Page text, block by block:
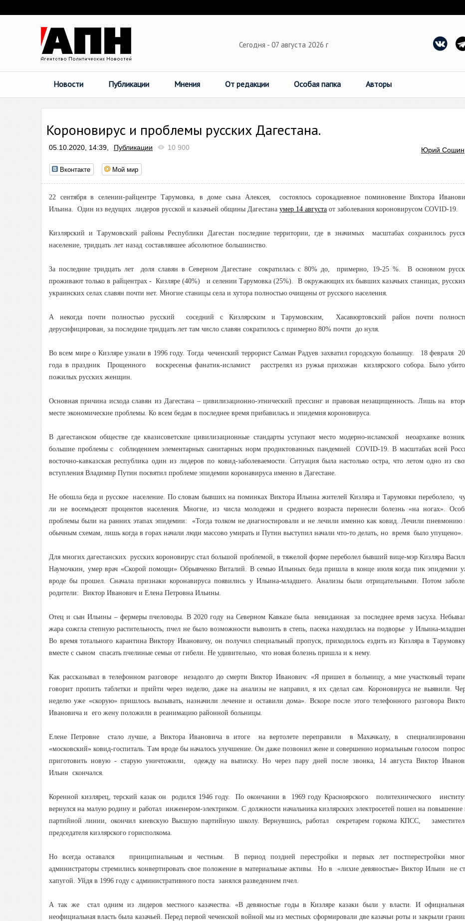
Сегодня - 07 августа 2026 г
Новости Публикации Мнения От редакции Особая папка Авторы
Короновирус и проблемы русских Дагестана.
05.10.2020, 14:39, Публикации 10 900 Юрий Сошин
Вконтакте Мой мир
22 сентября в селении-райцентре Тарумовка, в доме сына Алексея, состоялось сорокадневное поминовение Виктора
Ильина. Один из ведущих лидеров русской и казачьей общины Дагестана умер 14 августа от заболевания короновирусом COVID-19.
Кизлярский и Тарумовский районы Республики Дагестан последние территории, где в значимых масштабах сохранилось
население, тридцать лет назад составлявшее абсолютное большинство.
За последние тридцать лет доля славян в Северном Дагестане сократилась с 80% до, примерно, 19-25 %. В основном
проживают только в райцентрах - Кизляре (40%) и селении Тарумовка (25%). В окружающих их бывших казачьих станицах,
украинских селах славян почти нет. Многие станицы села и хутора полностью очищены от русского населения.
А некогда почти полностью русский соседний с Кизлярским и Тарумовским, Хасавюртовский район почти
дерусифицирован, за последние тридцать лет там число славян сократилось с примерно 80% почти до нуля.
Во всем мире о Кизляре узнали в 1996 году. Тогда чеченский террорист Салман Радуев захватил городскую больницу. 18 февраля
года в праздник Прощенного воскресенья фанатик-исламист расстрелял из ружья прихожан кизлярского собора. Было
пожилых русских женщин.
Основная причина исхода славян из Дагестана – цивилизационно-этнический прессинг и правовая незащищенность. Лишь на
месте экономические проблемы. Ко всем бедам в последнее время прибавилась и эпидемия короновируса.
В дагестанском обществе где квазисоветские цивилизационные стандарты уступают место модерно-исламской неоархаике
большие проблемы с соблюдением элементарных санитарных норм продиктованных пандемиейCOVID-19. В масштабах всей
восточно-кавказская республика один из лидеров по ковид-заболеваемости. Ситуация была настолько остра, что летом одно из
вступления Владимир Путин посвятил проблеме эпидемии коронавируса именно в Дагестане.
Не обошла беда и русское население. По словам бывших на поминках Виктора Ильина жителей Кизляра и Тарумовки переболело,
ли не восемьдесят процентов населения. Многие, из числа молодежи и среднего возраста перенесли болезнь «на ногах».
проблемы были на ранних этапах эпидемии: «Тогда толком не диагностировали и не лечили именно как ковид. Лечили пневмонию
обычным схемам, лишь когда в горах начали люди массово умирать и Путин выступил начали что-то делать, но время было упущено».
Для многих дагестанских русских короновирус стал большой проблемой, в тяжелой форме переболел бывший вице-мэр Кизляра
Наумочкин, умер врач «Скорой помощи» Обрывченко Виталий. В семью Ильиных беда пришла в конце июля когда пик эпидемии
вроде бы прошел. Сначала признаки коронавируса появились у Ильина-младшего. Анализы были отрицательными. Потом
родители: Виктор Иванович и Елена Петровна Ильины.
Отец и сын Ильины – фермеры пчеловоды. В 2020 году на Северном Кавказе была невиданная за последнее время засуха.
жара сожгла степную растительность, пчел не было возможности вывозить в степь, пасека находилась на подворье у Ильина-
Во время тотального карантина Виктору Ивановичу, он получил специальный пропуск, приходилось ездить из Кизляра в
вместе с сыном спасать пчелиные семьи от гибели. Не удивительно, что новая болезнь пришла и к нему.
Как рассказывал в телефонном разговоре незадолго до смерти Виктор Иванович: «Я пришел в больницу, а мне участковый
говорит пропить таблетки и прийти через неделю, даже на анализы не направил, я их сделал сам. Короновируса не выявили.
неделю уже «скорую» пришлось вызывать, назначили лечение и оставили дома». Вскоре после этого телефонного разговора
Ивановича и его жену положили в реанимацию районной больницы.
Елене Петровне стало лучше, а Виктора Ивановича в итоге на вертолете переправили в Махачкалу, в
«московский» ковид-госпиталь. Там вроде бы началось улучшение. Он даже позвонил жене и совершенно нормальным голосом
приготовить новую - старую уничтожили, одежду на выписку. Но через пару дней после звонка, 14 августа Виктор
Ильин скончался.
Коренной кизлярец, терский казак он родился 1946 году. По окончании в 1969 году Красноярского политехнического
вернулся на малую родину и работал инженером-электриком. С должности начальника кизлярских электросетей пошел на повышение
партийной линии, окончил киевскую Высшую партийную школу. Вернувшись, работал секретарем горкома КПСС,
председателя кизлярского горисполкома.
Но всегда оставался принципиальным и честным. В период поздней перестройки и первых лет постперестройки
администраторы стремились конвертировать свое положение в материальные активы. Но в «лихие девяностые» Виктор Ильин не
хапугой. Уйдя в 1996 году с административного поста занялся разведением пчел.
А так же стал одним из лидеров местного казачества. «В девяностые годы в Кизляре казаки были у власти. И
неофициальная власть была казачьей. Перед первой чеченской войной мы из местных сформировали две казачьи роты и закрыли